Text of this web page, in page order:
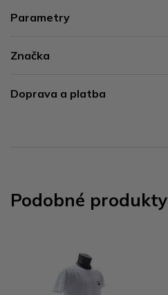
Parametry
Značka
Doprava a platba
Podobné produkty